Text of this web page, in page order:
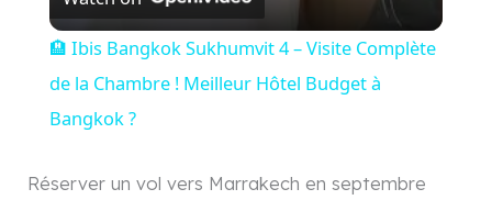
i
e
🏨 Ibis Bangkok Sukhumvit 4 – Visite Complète
de la Chambre ! Meilleur Hôtel Budget à
Bangkok ?
Réserver un vol vers Marrakech en septembre